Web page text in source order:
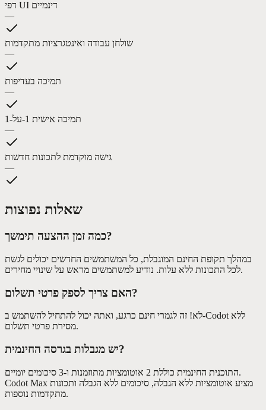
דפי UI דינמיים
—
שולחן עבודה ואינטגרציות מתקדמות
—
תמיכה בעדיפות
—
תמיכה אישית 1-על-1
—
גישה מוקדמת לתכונות חדשות
—
שאלות נפוצות
כמה זמן ההצעה תימשך?
במהלך תקופת החינם המוגבלת, כל המשתמשים החדשים יכולים לגשת
לכל התכונות ללא עלות. נודיע למשתמשים מראש על שינויי מחירים.
האם צריך לספק פרטי תשלום?
לא! זה לגמרי חינם כרגע, ואתה יכול להתחיל להשתמש ב-Codot ללא
מסירת פרטי תשלום.
יש מגבלות בגרסה החינמית?
התוכנית החינמית כוללת 2 אוטומציות מתוזמנות ו-3 סיכומים יומיים.
Codot Max מציע אוטומציות ללא הגבלה, סיכומים ללא הגבלה ותכונות
מתקדמות נוספות.